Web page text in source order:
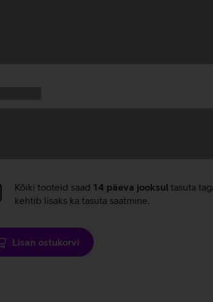
Kõiki tooteid saad 14 päeva jooksul tasuta
kehtib lisaks ka tasuta saatmine.
Lisan ostukorvi